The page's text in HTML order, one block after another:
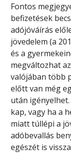
Fontos
befizetések
adójóváírás
jövedelem (a
és a
megváltozhat
valójában több
előtt van még
után
kap, vagy ha a
miatt túllépi a
adóbevallás
egészét is